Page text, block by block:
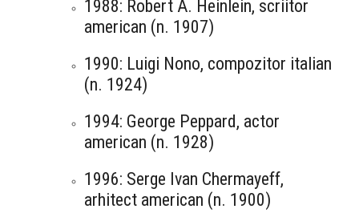
1988: Robert A. Heinlein, scriitor
american (n. 1907)
1990: Luigi Nono, compozitor italian
(n. 1924)
1994: George Peppard, actor
american (n. 1928)
1996: Serge Ivan Chermayeff,
arhitect american (n. 1900)